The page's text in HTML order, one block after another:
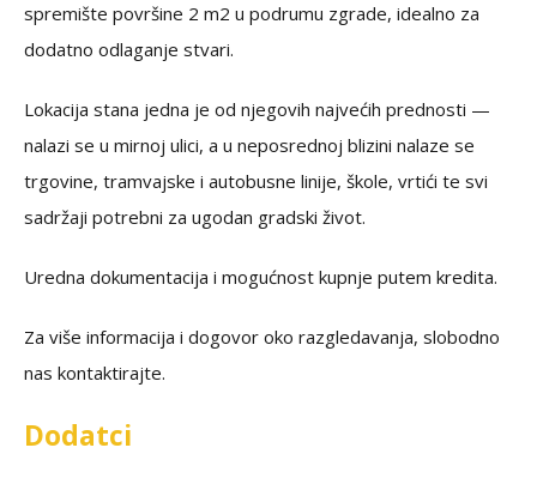
spremište površine 2 m2 u podrumu zgrade, idealno za
dodatno odlaganje stvari.
Lokacija stana jedna je od njegovih najvećih prednosti —
nalazi se u mirnoj ulici, a u neposrednoj blizini nalaze se
trgovine, tramvajske i autobusne linije, škole, vrtići te svi
sadržaji potrebni za ugodan gradski život.
Uredna dokumentacija i mogućnost kupnje putem kredita.
Za više informacija i dogovor oko razgledavanja, slobodno
nas kontaktirajte.
Dodatci